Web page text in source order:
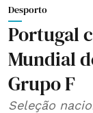
Desporto
Portugal
Mundial
Grupo F
Seleção